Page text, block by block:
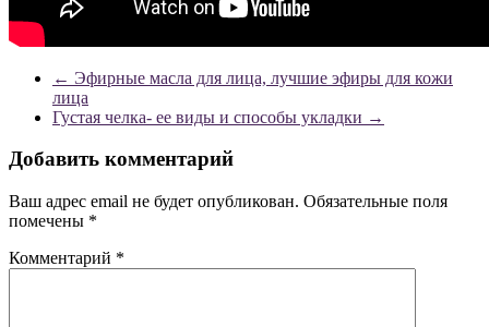
← Эфирные масла для лица, лучшие эфиры для кожи
лица
Густая челка- ее виды и способы укладки →
Добавить комментарий
Ваш адрес email не будет опубликован. Обязательные поля
помечены *
Комментарий *